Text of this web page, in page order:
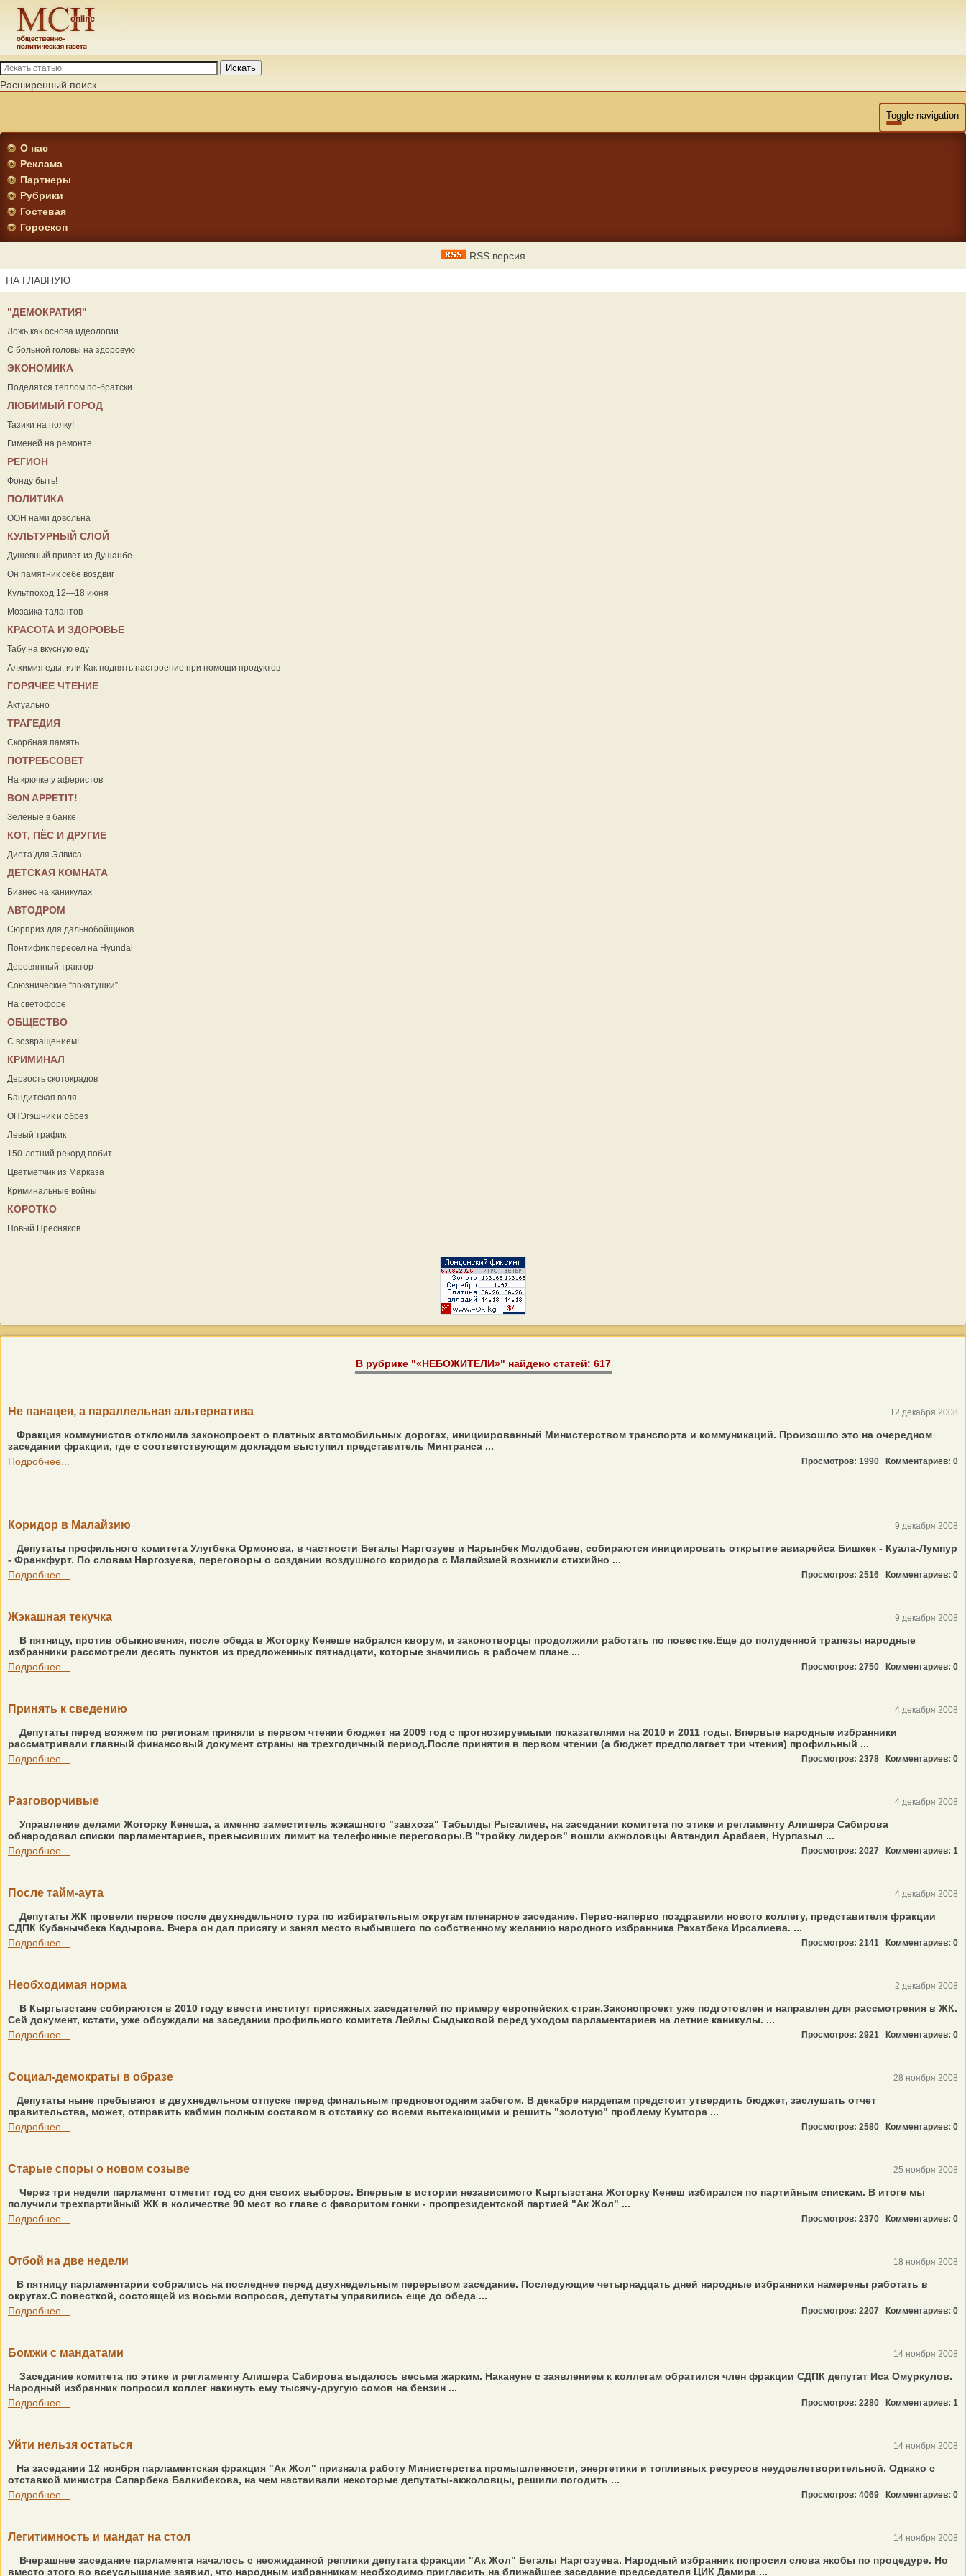
Искать
Расширенный поиск
Toggle navigation
О нас
Реклама
Партнеры
Рубрики
Гостевая
Гороскоп
RSS версия
НА ГЛАВНУЮ
"ДЕМОКРАТИЯ"
Ложь как основа идеологии
С больной головы на здоровую
ЭКОНОМИКА
Поделятся теплом по-братски
ЛЮБИМЫЙ ГОРОД
Тазики на полку!
Гименей на ремонте
РЕГИОН
Фонду быть!
ПОЛИТИКА
ООН нами довольна
КУЛЬТУРНЫЙ СЛОЙ
Душевный привет из Душанбе
Он памятник себе воздвиг
Культпоход 12—18 июня
Мозаика талантов
КРАСОТА И ЗДОРОВЬЕ
Табу на вкусную еду
Алхимия еды, или Как поднять настроение при помощи продуктов
ГОРЯЧЕЕ ЧТЕНИЕ
Актуально
ТРАГЕДИЯ
Скорбная память
ПОТРЕБСОВЕТ
На крючке у аферистов
ВON APPETIT!
Зелёные в банке
КОТ, ПЁС И ДРУГИЕ
Диета для Элвиса
ДЕТСКАЯ КОМНАТА
Бизнес на каникулах
АВТОДРОМ
Сюрприз для дальнобойщиков
Понтифик пересел на Hyundai
Деревянный трактор
Союзнические “покатушки”
На светофоре
ОБЩЕСТВО
С возвращением!
КРИМИНАЛ
Дерзость скотокрадов
Бандитская воля
ОПЭгэшник и обрез
Левый трафик
150-летний рекорд побит
Цветметчик из Марказа
Криминальные войны
КОРОТКО
Новый Пресняков
В рубрике "«НЕБОЖИТЕЛИ»" найдено статей: 617
Не панацея, а параллельная альтернатива 12 декабря 2008
Фракция коммунистов отклонила законопроект о платных автомобильных дорогах, инициированный Министерством транспорта и коммуникаций. Произошло это на очередном
заседании фракции, где с соответствующим докладом выступил представитель Минтранса ...
Подробнее...
Просмотров: 1990 Комментариев: 0
Коридор в Малайзию 9 декабря 2008
Депутаты профильного комитета Улугбека Ормонова, в частности Бегалы Наргозуев и Нарынбек Молдобаев, собираются инициировать открытие авиарейса Бишкек - Куала-Лумпур
- Франкфурт. По словам Наргозуева, переговоры о создании воздушного коридора с Малайзией возникли стихийно ...
Подробнее...
Просмотров: 2516 Комментариев: 0
Жэкашная текучка 9 декабря 2008
В пятницу, против обыкновения, после обеда в Жогорку Кенеше набрался кворум, и законотворцы продолжили работать по повестке.Еще до полуденной трапезы народные
избранники рассмотрели десять пунктов из предложенных пятнадцати, которые значились в рабочем плане ...
Подробнее...
Просмотров: 2750 Комментариев: 0
Принять к сведению 4 декабря 2008
Депутаты перед вояжем по регионам приняли в первом чтении бюджет на 2009 год с прогнозируемыми показателями на 2010 и 2011 годы. Впервые народные избранники
рассматривали главный финансовый документ страны на трехгодичный период.После принятия в первом чтении (а бюджет предполагает три чтения) профильный ...
Подробнее...
Просмотров: 2378 Комментариев: 0
Разговорчивые 4 декабря 2008
Управление делами Жогорку Кенеша, а именно заместитель жэкашного "завхоза" Табылды Рысалиев, на заседании комитета по этике и регламенту Алишера Сабирова
обнародовал списки парламентариев, превысивших лимит на телефонные переговоры.В "тройку лидеров" вошли акжоловцы Автандил Арабаев, Нурпазыл ...
Подробнее...
Просмотров: 2027 Комментариев: 1
После тайм-аута 4 декабря 2008
Депутаты ЖК провели первое после двухнедельного тура по избирательным округам пленарное заседание. Перво-наперво поздравили нового коллегу, представителя фракции
СДПК Кубанычбека Кадырова. Вчера он дал присягу и занял место выбывшего по собственному желанию народного избранника Рахатбека Ирсалиева. ...
Подробнее...
Просмотров: 2141 Комментариев: 0
Необходимая норма 2 декабря 2008
В Кыргызстане собираются в 2010 году ввести институт присяжных заседателей по примеру европейских стран.Законопроект уже подготовлен и направлен для рассмотрения в ЖК.
Сей документ, кстати, уже обсуждали на заседании профильного комитета Лейлы Сыдыковой перед уходом парламентариев на летние каникулы. ...
Подробнее...
Просмотров: 2921 Комментариев: 0
Социал-демократы в образе 28 ноября 2008
Депутаты ныне пребывают в двухнедельном отпуске перед финальным предновогодним забегом. В декабре нардепам предстоит утвердить бюджет, заслушать отчет
правительства, может, отправить кабмин полным составом в отставку со всеми вытекающими и решить "золотую" проблему Кумтора ...
Подробнее...
Просмотров: 2580 Комментариев: 0
Старые споры о новом созыве 25 ноября 2008
Через три недели парламент отметит год со дня своих выборов. Впервые в истории независимого Кыргызстана Жогорку Кенеш избирался по партийным спискам. В итоге мы
получили трехпартийный ЖК в количестве 90 мест во главе с фаворитом гонки - пропрезидентской партией "Ак Жол" ...
Подробнее...
Просмотров: 2370 Комментариев: 0
Отбой на две недели 18 ноября 2008
В пятницу парламентарии собрались на последнее перед двухнедельным перерывом заседание. Последующие четырнадцать дней народные избранники намерены работать в
округах.С повесткой, состоящей из восьми вопросов, депутаты управились еще до обеда ...
Подробнее...
Просмотров: 2207 Комментариев: 0
Бомжи с мандатами 14 ноября 2008
Заседание комитета по этике и регламенту Алишера Сабирова выдалось весьма жарким. Накануне с заявлением к коллегам обратился член фракции СДПК депутат Иса Омуркулов.
Народный избранник попросил коллег накинуть ему тысячу-другую сомов на бензин ...
Подробнее...
Просмотров: 2280 Комментариев: 1
Уйти нельзя остаться 14 ноября 2008
На заседании 12 ноября парламентская фракция "Ак Жол" признала работу Министерства промышленности, энергетики и топливных ресурсов неудовлетворительной. Однако с
отставкой министра Сапарбека Балкибекова, на чем настаивали некоторые депутаты-акжоловцы, решили погодить ...
Подробнее...
Просмотров: 4069 Комментариев: 0
Легитимность и мандат на стол 14 ноября 2008
Вчерашнее заседание парламента началось с неожиданной реплики депутата фракции "Ак Жол" Бегалы Наргозуева. Народный избранник попросил слова якобы по процедуре. Но
вместо этого во всеуслышание заявил, что народным избранникам необходимо пригласить на ближайшее заседание председателя ЦИК Дамира ...